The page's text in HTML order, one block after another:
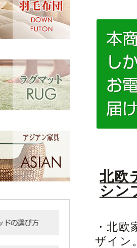
北欧
シン
・北
ザイン